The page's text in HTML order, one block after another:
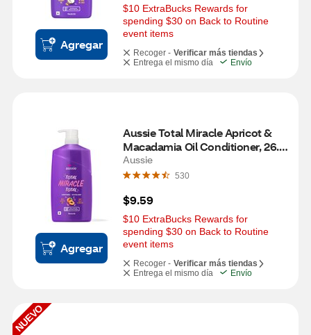
Agregar
$10 ExtraBucks Rewards for
spending $30 on Back to Routine
event items
Recoger - Verificar más tiendas
Entrega el mismo día
Envío
Agregar
Aussie Total Miracle Apricot &
Macadamia Oil Conditioner, 26.2
OZ
Aussie
530
$9.59
$10 ExtraBucks Rewards for
spending $30 on Back to Routine
event items
Recoger - Verificar más tiendas
Entrega el mismo día
Envío
NUEVO